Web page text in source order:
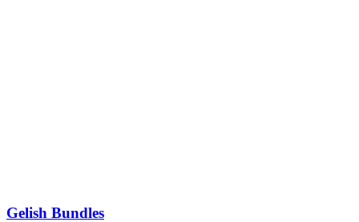
Gelish Bundles